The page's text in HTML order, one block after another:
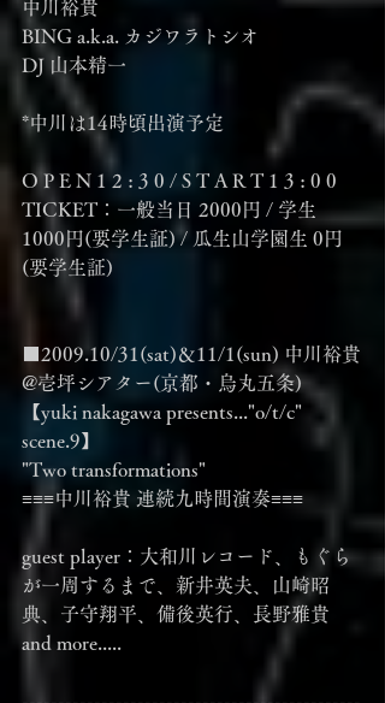
中川裕貴
BING a.k.a. カジワラトシオ
DJ 山本精一
*中川は14時頃出演予定
O P E N 1 2 : 3 0 / S T A R T 1 3 : 0 0
TICKET：一般当日 2000円 / 学生
1000円(要学生証) / 瓜生山学園生 0円
(要学生証)
■2009.10/31(sat)＆11/1(sun) 中川裕貴
@壱坪シアター(京都・烏丸五条)
【yuki nakagawa presents..."o/t/c"
scene.9】
"Two transformations"
≡≡≡中川裕貴 連続九時間演奏≡≡≡
guest player：大和川レコード、もぐら
が一周するまで、新井英夫、山崎昭
典、子守翔平、備後英行、長野雅貴
and more.....